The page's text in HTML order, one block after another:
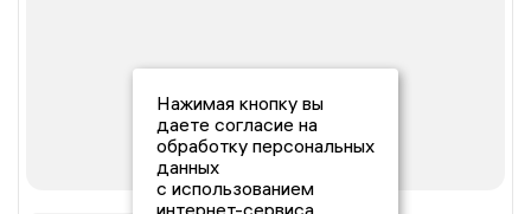
Нажимая кнопку вы
даете согласие на
обработку персональных
данных
с использованием
интернет-сервиса